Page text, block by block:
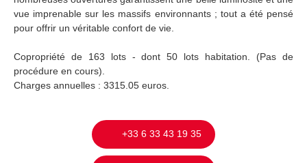
vue imprenable sur les massifs environnants ; tout a été pensé
pour offrir un véritable confort de vie.
Copropriété de 163 lots - dont 50 lots habitation. (Pas de
procédure en cours).
Charges annuelles : 3315.05 euros.
+33 6 33 43 19 35